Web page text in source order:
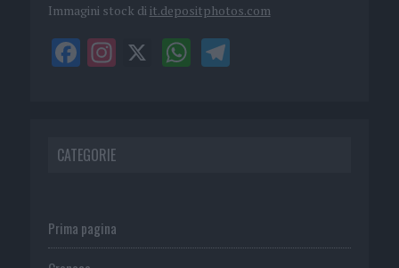
Immagini stock di it.depositphotos.com
CATEGORIE
Prima pagina